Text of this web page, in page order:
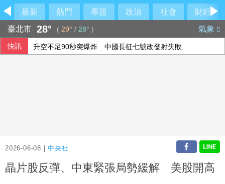
最新 熱門 專題 政治 社會
財經
臺北市 28° ( 29° / 28° ) 氣象
快訊 升空不足90秒突爆炸 中國長征七號改發射失敗
2026-06-08 |中央社
晶片股反彈、中東緊張局勢緩解 美股開高